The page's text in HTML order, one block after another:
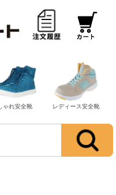
ゃれ安全靴 レディース安全靴